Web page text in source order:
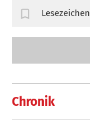
Chronik
Lesezeichen